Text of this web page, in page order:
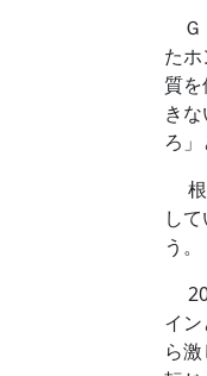
Ｇ
た
質
き
ろ」
根
し
う。
イ
ら